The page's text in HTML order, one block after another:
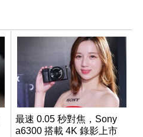
最速 0.05 秒對焦，Sony
a6300 搭載 4K 錄影上市